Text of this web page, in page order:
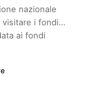
nazionale
visitare i fondi…
ai fondi